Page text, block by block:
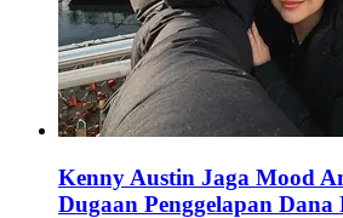
Kenny Austin Jaga Mood
Dugaan Penggelapan